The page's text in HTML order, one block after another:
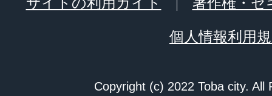
個人情報利用
Copyright (c) 2022 Toba city. All